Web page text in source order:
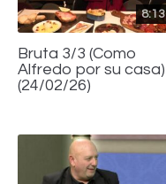
8:13
Bruta 3/3 (Como
Alfredo por su casa)
(24/02/26)